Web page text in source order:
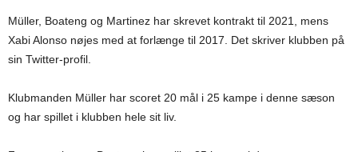
Müller, Boateng og Martinez har skrevet kontrakt til 2021, mens
Xabi Alonso nøjes med at forlænge til 2017. Det skriver klubben på
sin Twitter-profil.
Klubmanden Müller har scoret 20 mål i 25 kampe i denne sæson
og har spillet i klubben hele sit liv.